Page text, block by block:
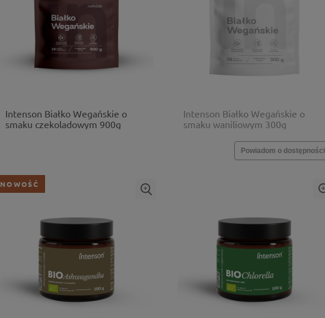
Intenson Białko Wegańskie o
smaku czekoladowym 900g
Intenson Białko Wegańskie o
smaku waniliowym 300g
Powiadom o dostępności
NOWOŚĆ